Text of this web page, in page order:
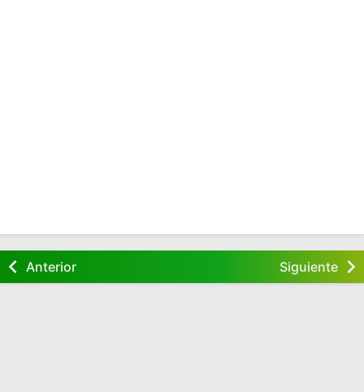
Anterior Siguiente